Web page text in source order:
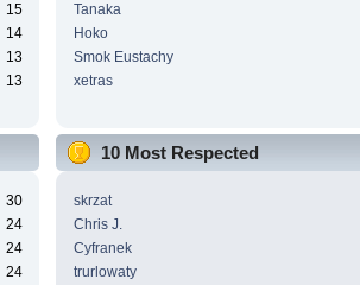
15
14
13
13
Tanaka
Hoko
Smok Eustachy
xetras
30
24
24
24
10 Most Respected
skrzat
Chris J.
Cyfranek
trurlowaty